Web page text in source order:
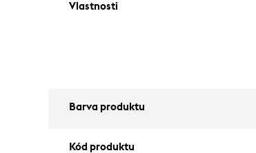
Vlastnosti
Barva produktu
Kód produktu